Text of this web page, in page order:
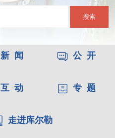
搜索
新 闻 公 开
互 动 专 题
走进库尔勒